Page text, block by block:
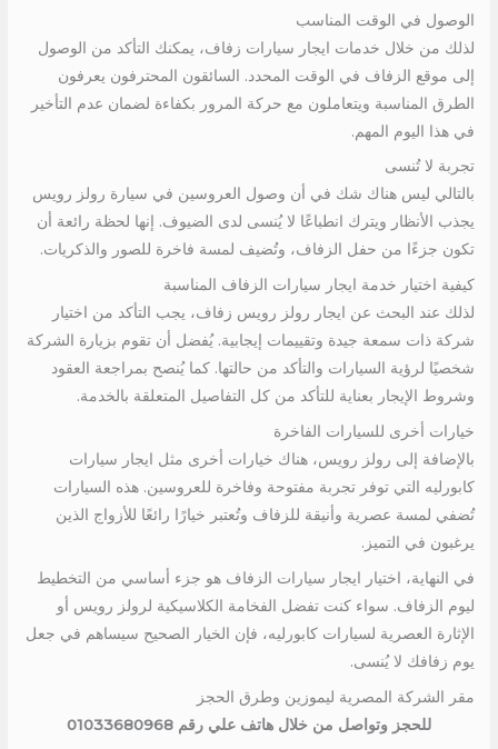
الوصول في الوقت المناسب
لذلك من خلال خدمات ايجار سيارات زفاف، يمكنك التأكد من الوصول
إلى موقع الزفاف في الوقت المحدد. السائقون المحترفون يعرفون
الطرق المناسبة ويتعاملون مع حركة المرور بكفاءة لضمان عدم التأخير
في هذا اليوم المهم.
تجربة لا تُنسى
بالتالي ليس هناك شك في أن وصول العروسين في سيارة رولز رويس
يجذب الأنظار ويترك انطباعًا لا يُنسى لدى الضيوف. إنها لحظة رائعة أن
تكون جزءًا من حفل الزفاف، وتُضيف لمسة فاخرة للصور والذكريات.
كيفية اختيار خدمة ايجار سيارات الزفاف المناسبة
لذلك عند البحث عن ايجار رولز رويس زفاف، يجب التأكد من اختيار
شركة ذات سمعة جيدة وتقييمات إيجابية. يُفضل أن تقوم بزيارة الشركة
شخصيًا لرؤية السيارات والتأكد من حالتها. كما يُنصح بمراجعة العقود
وشروط الإيجار بعناية للتأكد من كل التفاصيل المتعلقة بالخدمة.
خيارات أخرى للسيارات الفاخرة
بالإضافة إلى رولز رويس، هناك خيارات أخرى مثل ايجار سيارات
كابورليه التي توفر تجربة مفتوحة وفاخرة للعروسين. هذه السيارات
تُضفي لمسة عصرية وأنيقة للزفاف وتُعتبر خيارًا رائعًا للأزواج الذين
يرغبون في التميز.
في النهاية، اختيار ايجار سيارات الزفاف هو جزء أساسي من التخطيط
ليوم الزفاف. سواء كنت تفضل الفخامة الكلاسيكية لرولز رويس أو
الإثارة العصرية لسيارات كابورليه، فإن الخيار الصحيح سيساهم في جعل
يوم زفافك لا يُنسى.
مقر الشركة المصرية ليموزين وطرق الحجز
للحجز وتواصل من خلال هاتف علي رقم 01033680968